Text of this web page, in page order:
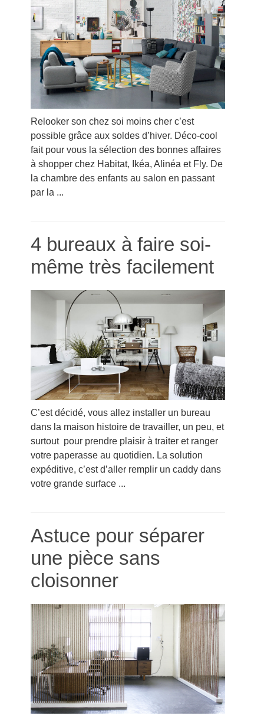
Relooker son chez soi moins cher c’est
possible grâce aux soldes d’hiver. Déco-cool
fait pour vous la sélection des bonnes affaires
à shopper chez Habitat, Ikéa, Alinéa et Fly. De
la chambre des enfants au salon en passant
par la ...
4 bureaux à faire soi-
même très facilement
C’est décidé, vous allez installer un bureau
dans la maison histoire de travailler, un peu, et
surtout pour prendre plaisir à traiter et ranger
votre paperasse au quotidien. La solution
expéditive, c’est d’aller remplir un caddy dans
votre grande surface ...
Astuce pour séparer
une pièce sans
cloisonner